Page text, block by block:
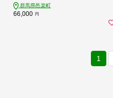
群馬県邑楽町
66,000 円
1